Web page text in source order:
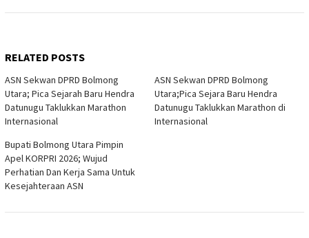
RELATED POSTS
ASN Sekwan DPRD Bolmong
Utara; Pica Sejarah Baru Hendra
Datunugu Taklukkan Marathon
Internasional
ASN Sekwan DPRD Bolmong
Utara;Pica Sejara Baru Hendra
Datunugu Taklukkan Marathon di
Internasional
Bupati Bolmong Utara Pimpin
Apel KORPRI 2026; Wujud
Perhatian Dan Kerja Sama Untuk
Kesejahteraan ASN